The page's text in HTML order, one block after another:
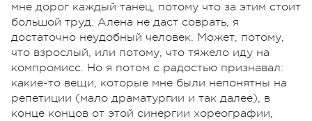
мне дорог каждый танец, потому что за этим стоит
большой труд. Алена не даст соврать, я
достаточно неудобный человек. Может, потому,
что взрослый, или потому, что тяжело иду на
компромисс. Но я потом с радостью признавал:
какие-то вещи, которые мне были непонятны на
репетиции (мало драматургии и так далее), в
конце концов от этой синергии хореографии,